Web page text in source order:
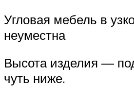
Угловая мебель в
неуместна
Высота изделия —
чуть ниже.